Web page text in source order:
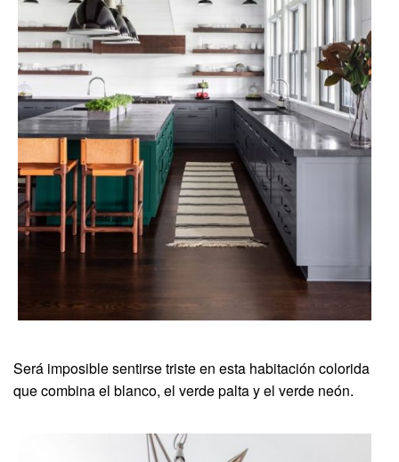
Será imposible sentirse triste en esta habitación colorida
que combina el blanco, el verde palta y el verde neón.